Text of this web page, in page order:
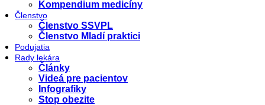
Kompendium medicíny
Členstvo
Členstvo SSVPL
Členstvo Mladí praktici
Podujatia
Rady lekára
Články
Videá pre pacientov
Infografiky
Stop obezite